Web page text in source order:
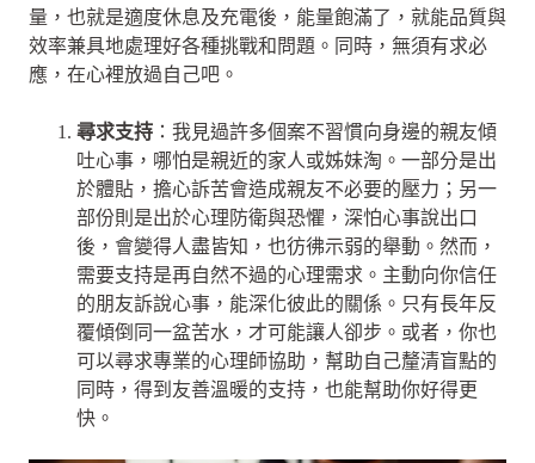
量，也就是適度休息及充電後，能量飽滿了，就能品質與
效率兼具地處理好各種挑戰和問題。同時，無須有求必
應，在心裡放過自己吧。
尋求支持 ：我見過許多個案不習慣向身邊的親友傾
吐心事，哪怕是親近的家人或姊妹淘。一部分是出
於體貼，擔心訴苦會造成親友不必要的壓力；另一
部份則是出於心理防衛與恐懼，深怕心事說出口
後，會變得人盡皆知，也彷彿示弱的舉動。然而，
需要支持是再自然不過的心理需求。主動向你信任
的朋友訴說心事，能深化彼此的關係。只有長年反
覆傾倒同一盆苦水，才可能讓人卻步。或者，你也
可以尋求專業的心理師協助，幫助自己釐清盲點的
同時，得到友善溫暖的支持，也能幫助你好得更
快。